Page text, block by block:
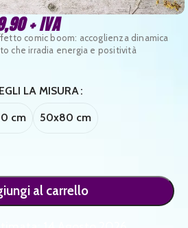
+ IVA
comic boom: accoglienza dinamica
che irradia energia e positività
LA MISURA
cm 50x80 cm
al carrello